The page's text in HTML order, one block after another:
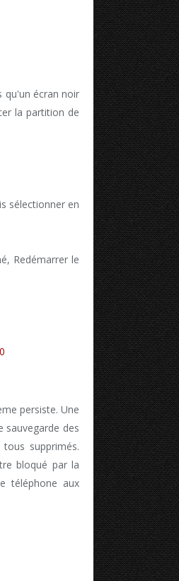
qu'un écran noir
la partition de
sélectionner en
Redémarrer le
persiste. Une
sauvegarde des
supprimés.
bloqué par la
téléphone aux